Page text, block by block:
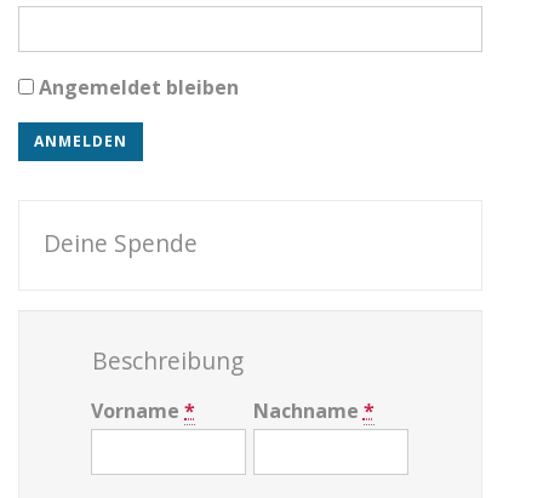
Angemeldet bleiben
Deine Spende
Beschreibung
Vorname* Nachname *